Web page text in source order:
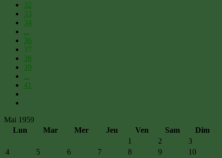
32
33
34
...
36
37
38
39
...
41
Mai 1959
Lun
Mar Mer Jeu Ven Sam
Dim
1
2
3
4
5 6 7 8 9
10